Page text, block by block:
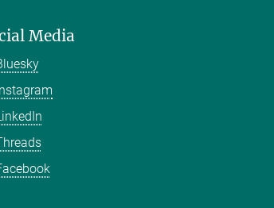
Media